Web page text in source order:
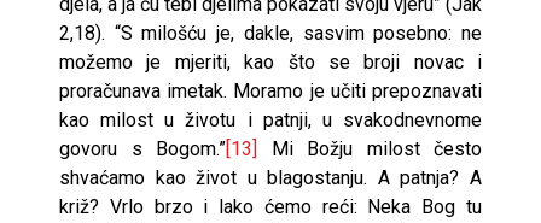
2,18). “S milošću je, dakle, sasvim posebno: ne
možemo je mjeriti, kao što se broji novac i
proračunava imetak. Moramo je učiti prepoznavati
kao milost u životu i patnji, u svakodnevnome
govoru s Bogom.”[13]
Mi Božju milost često
shvaćamo kao život u blagostanju. A patnja? A
križ? Vrlo brzo i lako ćemo reći: Neka Bog tu